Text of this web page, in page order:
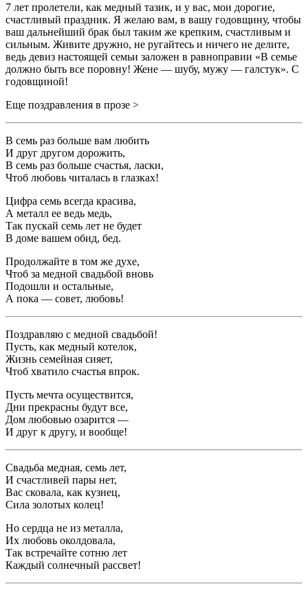
7 лет пролетели, как медный тазик, и у вас, мои дорогие,
счастливый праздник. Я желаю вам, в вашу годовщину, чтобы
ваш дальнейший брак был таким же крепким, счастливым и
сильным. Живите дружно, не ругайтесь и ничего не делите,
ведь девиз настоящей семьи заложен в равноправии «В семье
должно быть все поровну! Жене — шубу, мужу — галстук». С
годовщиной!
Еще поздравления в прозе >
В семь раз больше вам любить
И друг другом дорожить,
В семь раз больше счастья, ласки,
Чтоб любовь читалась в глазках!
Цифра семь всегда красива,
А металл ее ведь медь,
Так пускай семь лет не будет
В доме вашем обид, бед.
Продолжайте в том же духе,
Чтоб за медной свадьбой вновь
Подошли и остальные,
А пока — совет, любовь!
Поздравляю с медной свадьбой!
Пусть, как медный котелок,
Жизнь семейная сияет,
Чтоб хватило счастья впрок.
Пусть мечта осуществится,
Дни прекрасны будут все,
Дом любовью озарится —
И друг к другу, и вообще!
Свадьба медная, семь лет,
И счастливей пары нет,
Вас сковала, как кузнец,
Сила золотых колец!
Но сердца не из металла,
Их любовь околдовала,
Так встречайте сотню лет
Каждый солнечный рассвет!